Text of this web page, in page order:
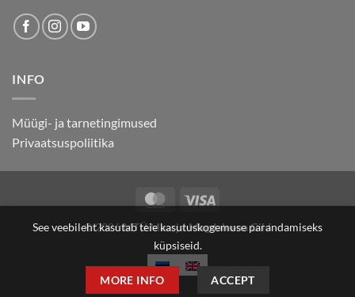
INFO
Müügi- ja tarnetingimused
Privaatsuspoliitika
MasterCard
© 2026MTÜ Maarja-Magdaleena Gild
See veebileht kasutab teie kasutuskogemuse parandamiseks
küpsiseid.
MORE INFO ACCEPT